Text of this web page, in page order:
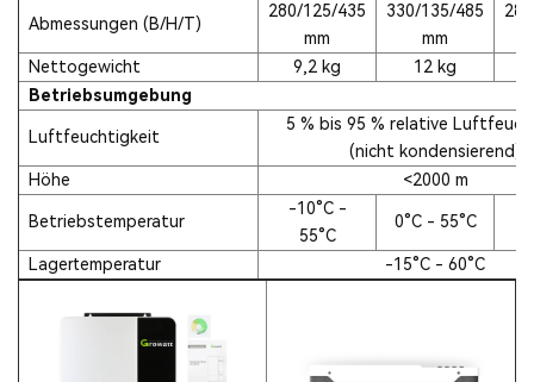
Abmessungen (B/H/T)
280/125/435
mm
330/135/485
mm
Nettogewicht 9,2 kg 12 kg
Betriebsumgebung
Luftfeuchtigkeit
5 % bis 95 % relative
(nicht kondensierend)
Höhe
<2000 m
Betriebstemperatur
-10°C -
55°C
0°C - 55°C
Lagertemperatur -15°C - 60°C